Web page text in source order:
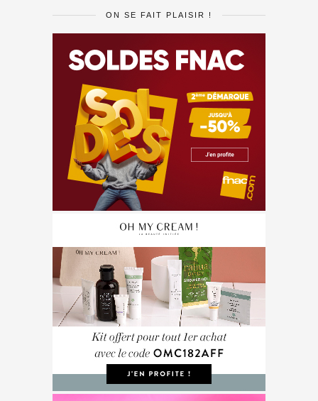
ON SE FAIT PLAISIR !